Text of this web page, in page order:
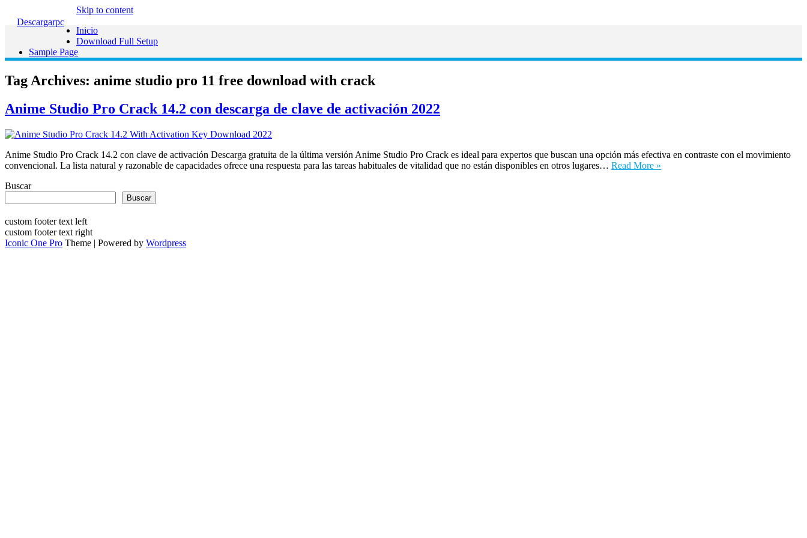
Descargarpc
Skip to content
Inicio
Download Full Setup
Sample Page
Tag Archives: anime studio pro 11 free download with crack
Anime Studio Pro Crack 14.2 con descarga de clave de activación 2022
Anime Studio Pro Crack 14.2 con clave de activación Descarga gratuita de la última versión Anime Studio Pro Crack es ideal para expertos que buscan una opción más efectiva en contraste con el movimiento
convencional. La lista natural y razonable de capacidades ofrece una respuesta para las tareas habituales de vitalidad que no están disponibles en otros lugares… Read More »
Buscar
Buscar
custom footer text left
custom footer text right
Iconic One Pro Theme | Powered by Wordpress